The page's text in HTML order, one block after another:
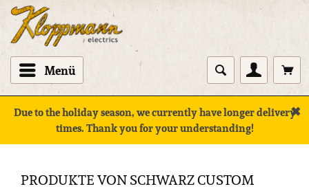
Menü
Due to the holiday season, we currently have longer delivery
times. Thank you for your understanding!
✖
PRODUKTE VON SCHWARZ CUSTOM